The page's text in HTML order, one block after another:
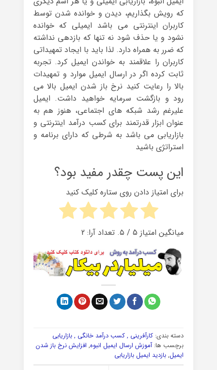
که رویش بگذاریم، دیدن و خوانده شدن توسط
کاربران اینترنتی می باشد ایمیلی که خوانده
نشود و یا حذف شود نه تنها که بازدهی نداشته
که ضرر به همراه دارد. لذا باید با ایجاد تمهیداتی
کاربران را علاقمند به خواندن ایمیل کرد. تجربه
ثابت کرده اگر در ارسال ایمیل موارد و تمهیدات
بالا را رعایت کنید نرخ باز شدن ایمیل بالا می
رود و بازگشت سرمایه خواهید داشت. ایمیل
علیرغم رشد شبکه های اجتماعی، هنوز هم به
عنوان ابزار قدرتمند برای کسب درآمد اینترنتی و
بازاریابی می باشد به شرطی که دارای برنامه و
استراتژی باشید
این پست چقدر مفید بود؟
برای امتیاز دادن روی ستاره کلیک کنید
میانگین امتیاز 5/ ۵. تعداد آرا: 2
دسته بندی: کارآفرینی , کسب درآمد خانگی , بازاریابی
برچسب ها:آموزش ارسال ایمیل انبوه, افزایش نرخ باز شدن
ایمیل, بازدید ایمیل بازاریابی